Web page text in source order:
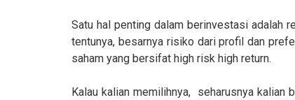
Satu hal penting dalam berinvestasi adalah
tentunya, besarnya risiko dari profil dan
saham yang bersifat high risk high return.
Kalau kalian memilihnya, seharusnya kalian